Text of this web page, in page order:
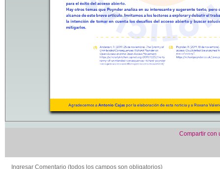
Compartir con
Ingresar Comentario (todos los campos son obligatorios)